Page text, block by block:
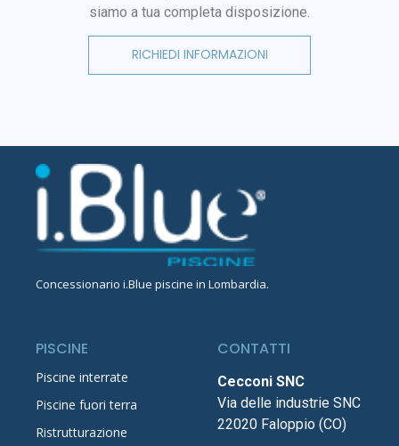
siamo a tua completa disposizione.
RICHIEDI INFORMAZIONI
Concessionario i.Blue piscine in Lombardia.
PISCINE
Piscine interrate
Piscine fuori terra
Ristrutturazione
CONTATTI
Cecconi SNC
Via delle industrie SNC
22020 Faloppio (CO)